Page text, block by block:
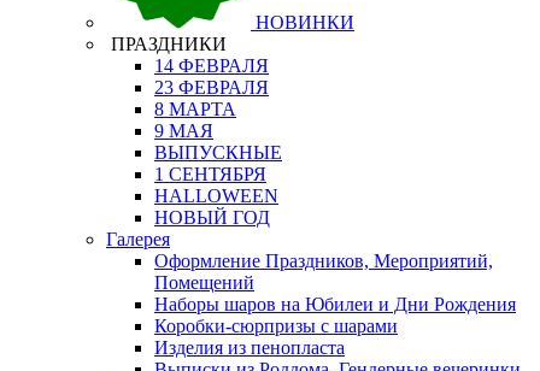
НОВИНКИ
ПРАЗДНИКИ
14 ФЕВРАЛЯ
23 ФЕВРАЛЯ
8 МАРТА
9 МАЯ
ВЫПУСКНЫЕ
1 СЕНТЯБРЯ
HALLOWEEN
НОВЫЙ ГОД
Галерея
Оформление Праздников, Мероприятий,
Помещений
Наборы шаров на Юбилеи и Дни Рождения
Коробки-сюрпризы с шарами
Изделия из пенопласта